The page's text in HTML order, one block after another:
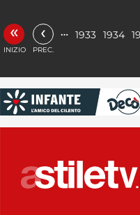
«
INIZIO
‹
PREC.
… 1933 1934